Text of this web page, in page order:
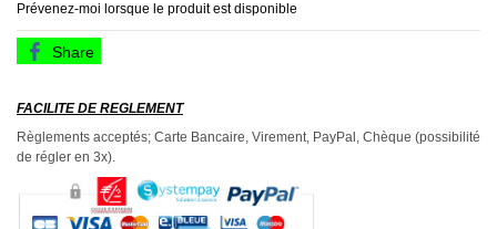
Prévenez-moi lorsque le produit est disponible
Share
FACILITE DE REGLEMENT
Règlements acceptés; Carte Bancaire, Virement, PayPal, Chèque (possibilité
de régler en 3x).